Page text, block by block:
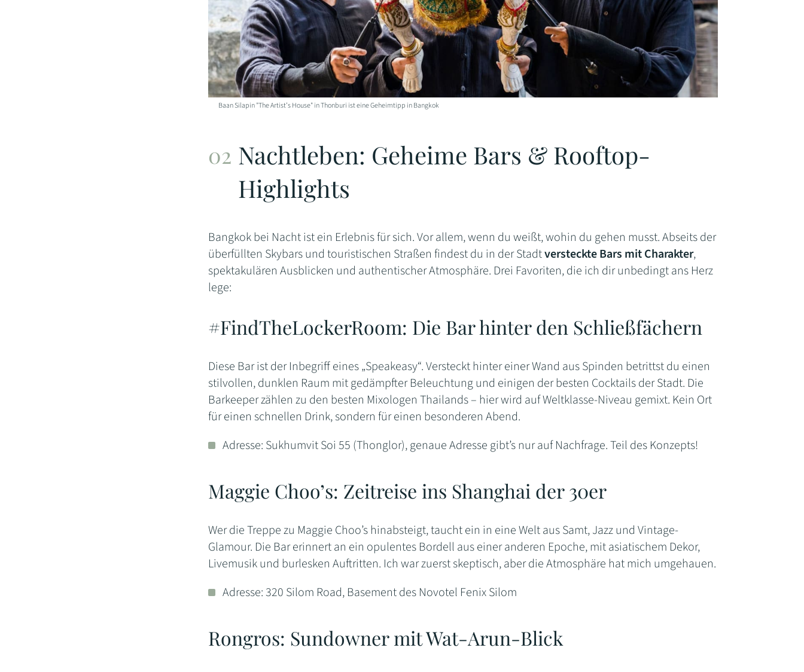
Baan Silapin "The Artist’s House" in Thonburi ist eine Geheimtipp in Bangkok
Nachtleben: Geheime Bars & Rooftop-
Highlights
Bangkok bei Nacht ist ein Erlebnis für sich. Vor allem, wenn du weißt, wohin du gehen musst. Abseits der
überfüllten Skybars und touristischen Straßen findest du in der Stadtversteckte Bars mit Charakter,
spektakulären Ausblicken und authentischer Atmosphäre. Drei Favoriten, die ich dir unbedingt ans Herz
lege:
#FindTheLockerRoom: Die Bar hinter den Schließfächern
Diese Bar ist der Inbegriff eines „Speakeasy“. Versteckt hinter einer Wand aus Spinden betrittst du einen
stilvollen, dunklen Raum mit gedämpfter Beleuchtung und einigen der besten Cocktails der Stadt. Die
Barkeeper zählen zu den besten Mixologen Thailands – hier wird auf Weltklasse-Niveau gemixt. Kein Ort
für einen schnellen Drink, sondern für einen besonderen Abend.
Adresse: Sukhumvit Soi 55 (Thonglor), genaue Adresse gibt’s nur auf Nachfrage. Teil des Konzepts!
Maggie Choo’s: Zeitreise ins Shanghai der 30er
Wer die Treppe zu Maggie Choo’s hinabsteigt, taucht ein in eine Welt aus Samt, Jazz und Vintage-
Glamour. Die Bar erinnert an ein opulentes Bordell aus einer anderen Epoche, mit asiatischem Dekor,
Livemusik und burlesken Auftritten. Ich war zuerst skeptisch, aber die Atmosphäre hat mich umgehauen.
Adresse: 320 Silom Road, Basement des Novotel Fenix Silom
Rongros: Sundowner mit Wat-Arun-Blick